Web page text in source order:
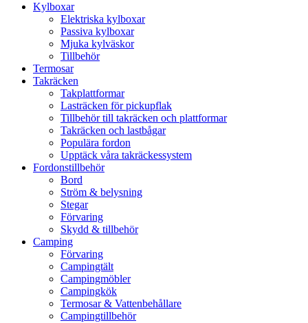
Kylboxar
Elektriska kylboxar
Passiva kylboxar
Mjuka kylväskor
Tillbehör
Termosar
Takräcken
Takplattformar
Lasträcken för pickupflak
Tillbehör till takräcken och plattformar
Takräcken och lastbågar
Populära fordon
Upptäck våra takräckessystem
Fordonstillbehör
Bord
Ström & belysning
Stegar
Förvaring
Skydd & tillbehör
Camping
Förvaring
Campingtält
Campingmöbler
Campingkök
Termosar & Vattenbehållare
Campingtillbehör